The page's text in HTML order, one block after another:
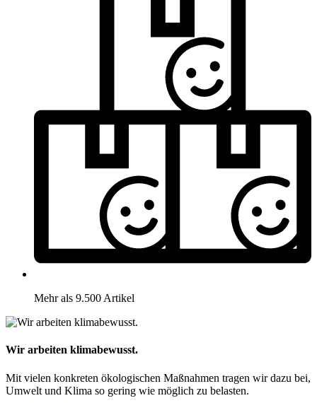
Mehr als 9.500 Artikel
Wir arbeiten klimabewusst.
Mit vielen konkreten ökologischen Maßnahmen tragen wir dazu bei,
Umwelt und Klima so gering wie möglich zu belasten.